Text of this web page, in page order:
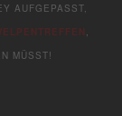
AUFGEPASST,
MÜSST!